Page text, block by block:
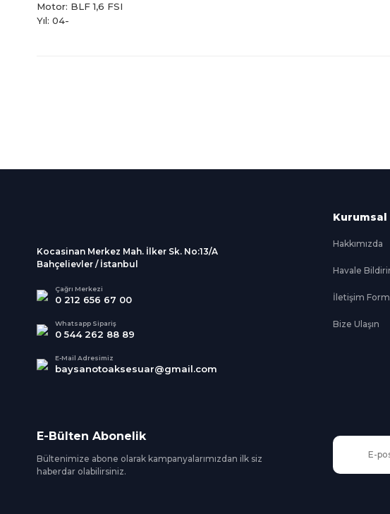
Motor: BLF 1,6 FSI
Yıl: 04-
Kocasinan Merkez Mah. İlker Sk. No:13/A
Bahçelievler / İstanbul
Çağrı Merkezi
0 212 656 67 00
Whatsapp Sipariş
0 544 262 88 89
E-Mail Adresimiz
baysanotoaksesuar@gmail.com
Kurumsal
Hakkımızda
Havale
İletişim
Bize Ulaşın
E-Bülten Abonelik
Bültenimize abone olarak kampanyalarımızdan ilk siz
haberdar olabilirsiniz.